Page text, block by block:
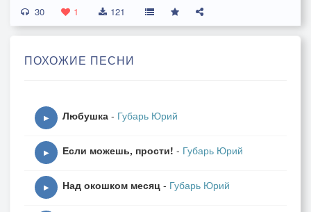
Припев:
Жду тебя я,
Ах, прерви же свой сладкий сон,
2. Петь ли начнет сегидилью -
Вторит ей небо Севильи,
30 1 121
ПОХОЖИЕ ПЕСНИ
▶ Любушка - Губарь Юрий
▶ Если можешь, прости! - Губарь Юрий
▶ Над окошком месяц - Губарь Юрий